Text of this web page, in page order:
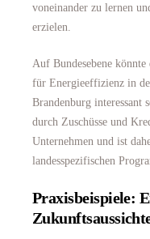
voneinander zu lernen
erzielen.
Auf Bundesebene
für Energieeffizienz in
Brandenburg interessant
durch Zuschüsse und
Unternehmen und ist
landesspezifischen
Praxisbeispiele: